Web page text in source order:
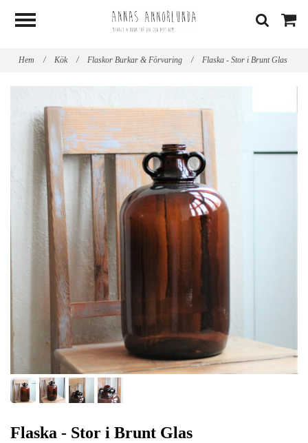
Hem / Kök / Flaskor Burkar & Förvaring / Flaska - Stor i Brunt Glas
Flaska - Stor i Brunt Glas